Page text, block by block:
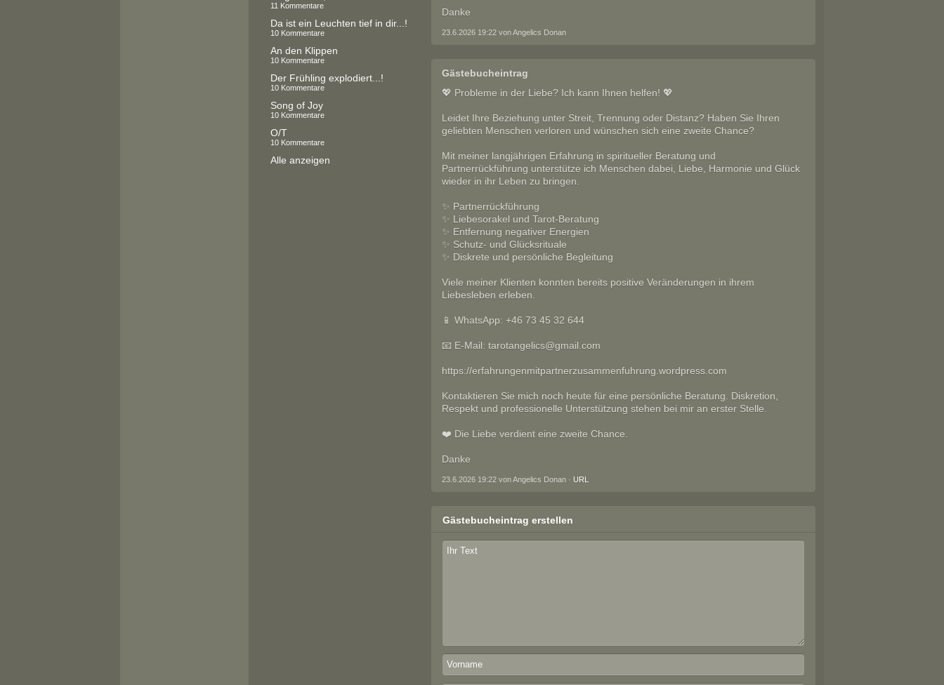
11 Kommentare
Da ist ein Leuchten tief in dir...!
10 Kommentare
An den Klippen
10 Kommentare
Der Frühling explodiert...!
10 Kommentare
Song of Joy
10 Kommentare
O/T
10 Kommentare
Alle anzeigen
Danke
23.6.2026 19:22 von Angelics Donan
Gästebucheintrag
💖 Probleme in der Liebe? Ich kann Ihnen helfen! 💖
Leidet Ihre Beziehung unter Streit, Trennung oder Distanz? Haben Sie Ihren
geliebten Menschen verloren und wünschen sich eine zweite Chance?
Mit meiner langjährigen Erfahrung in spiritueller Beratung und
Partnerrückführung unterstütze ich Menschen dabei, Liebe, Harmonie und Glück
wieder in ihr Leben zu bringen.
✨ Partnerrückführung
✨ Liebesorakel und Tarot-Beratung
✨ Entfernung negativer Energien
✨ Schutz- und Glücksrituale
✨ Diskrete und persönliche Begleitung
Viele meiner Klienten konnten bereits positive Veränderungen in ihrem
Liebesleben erleben.
📱 WhatsApp: +46 73 45 32 644
📧 E-Mail: tarotangelics@gmail.com
https://erfahrungenmitpartnerzusammenfuhrung.wordpress.com
Kontaktieren Sie mich noch heute für eine persönliche Beratung. Diskretion,
Respekt und professionelle Unterstützung stehen bei mir an erster Stelle.
❤️ Die Liebe verdient eine zweite Chance.
Danke
23.6.2026 19:22 von Angelics Donan · URL
Gästebucheintrag erstellen